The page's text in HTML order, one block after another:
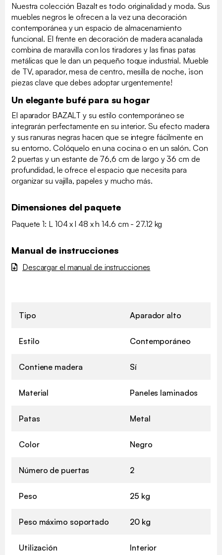
Nuestra colección Bazalt es todo originalidad y moda. Sus
muebles negros le ofrecen a la vez una decoración
contemporánea y un espacio de almacenamiento
funcional. El frente en decoración de madera acanalada
combina de maravilla con los tiradores y las finas patas
metálicas que le dan un pequeño toque industrial. Mueble
de TV, aparador, mesa de centro, mesilla de noche, ¡son
piezas clave que debes adoptar urgentemente!
Un elegante bufé para su hogar
El aparador BAZALT y su estilo contemporáneo se
integrarán perfectamente en su interior. Su efecto madera
y sus ranuras negras hacen que se integre fácilmente en
su entorno. Colóquelo en una cocina o en un salón. Con
2 puertas y un estante de 76,6 cm de largo y 36 cm de
profundidad, le ofrece el espacio que necesita para
organizar su vajilla, papeles y mucho más.
Dimensiones del paquete
Paquete 1: L 104 x l 48 x h 14.6 cm - 27.12 kg
Manual de instrucciones
Descargar el manual de instrucciones
Tipo Aparador alto
Estilo Contemporáneo
Contiene madera Sí
Material Paneles laminados
Patas Metal
Color Negro
Número de puertas 2
Peso 25 kg
Peso máximo soportado 20 kg
Utilización Interior